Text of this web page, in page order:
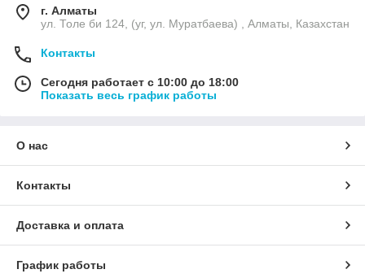
г. Алматы
ул. Толе би 124, (уг, ул. Муратбаева) , Алматы, Казахстан
Контакты
Сегодня работает с 10:00 до 18:00
Показать весь график работы
О нас
Контакты
Доставка и оплата
График работы